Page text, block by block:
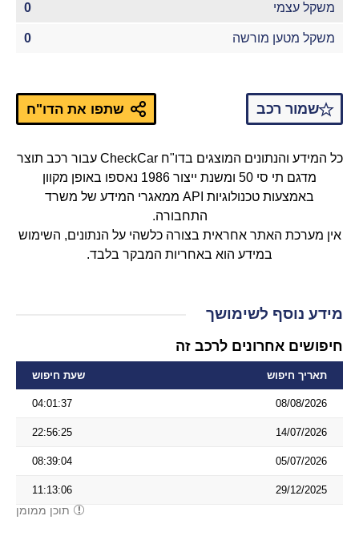
משקל עצמי 0
משקל מטען מורשה 0
שמור רכב שתפו את הדו"ח
כל המידע והנתונים המוצגים בדו"ח CheckCar עבור רכב תוצר
מדגם תי סי 50 ומשנת ייצור 1986 נאספו באופן מקוון
באמצעות טכנולוגיות API ממאגרי המידע של משרד
התחבורה.
אין מערכת האתר אחראית בצורה כלשהי על הנתונים, השימוש
במידע הוא באחריות המבקר בלבד.
מידע נוסף לשימושך
חיפושים אחרונים לרכב זה
תאריך חיפוש שעת חיפוש
08/08/2026
04:01:37
14/07/2026
22:56:25
05/07/2026
08:39:04
29/12/2025
11:13:06
תוכן ממומן